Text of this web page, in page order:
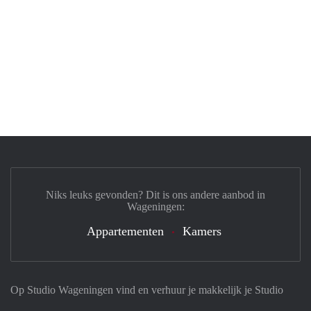
Op Studio Wageningen vind en verhuur je makkelijk je Studio
Niks leuks gevonden? Dit is ons andere aanbod in
Wageningen:
Appartementen Kamers